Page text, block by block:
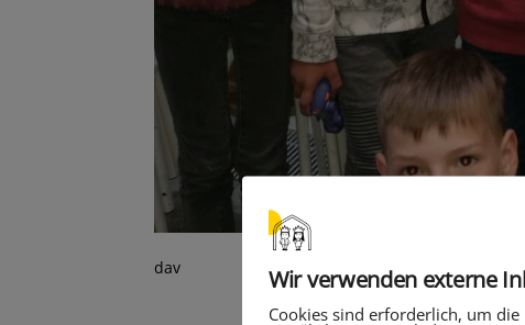
dav Wir verwenden externe
Cookies sind erforderlich, um